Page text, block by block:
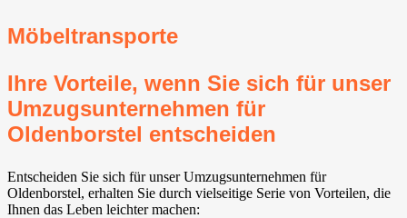
Möbeltransporte
Ihre Vorteile, wenn Sie sich für unser
Umzugsunternehmen für
Oldenborstel entscheiden
Entscheiden Sie sich für unser Umzugsunternehmen für
Oldenborstel, erhalten Sie durch vielseitige Serie von Vorteilen, die
Ihnen das Leben leichter machen: